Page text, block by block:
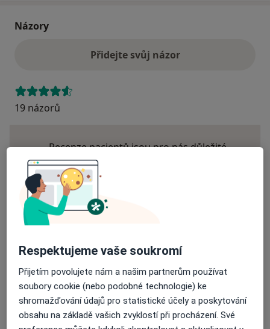
Názory
Přidejte svůj názor
19 názorů
Recenze pacientů jsou pro nás důležité.
Specialisté nemají možnost zaplatit za
odstranění nebo změnu recenze pacienta.
Další informace.
Hledejte v názorech
Respektujeme vaše soukromí
Přijetím povolujete nám a našim partnerům používat
soubory cookie (nebo podobné technologie) ke
shromažďování údajů pro statistické účely a poskytování
obsahu na základě vašich zvyklostí při procházení. Své